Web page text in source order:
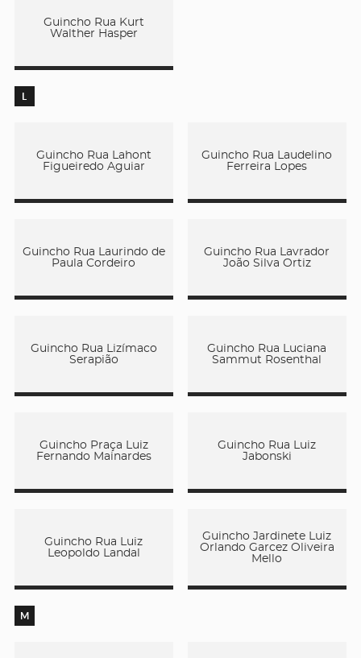
Guincho Rua Kurt
Walther Hasper
L
Guincho Rua Lahont
Figueiredo Aguiar
Guincho Rua Laudelino
Ferreira Lopes
Guincho Rua Laurindo de
Paula Cordeiro
Guincho Rua Lavrador
João Silva Ortiz
Guincho Rua Lizímaco
Serapião
Guincho Rua Luciana
Sammut Rosenthal
Guincho Praça Luiz
Fernando Mainardes
Guincho Rua Luiz
Jabonski
Guincho Rua Luiz
Leopoldo Landal
Guincho Jardinete Luiz
Orlando Garcez Oliveira
Mello
M